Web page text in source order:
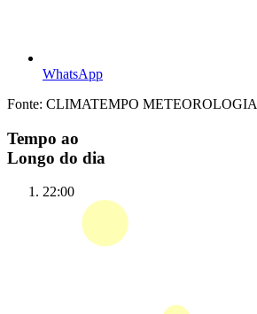
WhatsApp
Fonte: CLIMATEMPO METEOROLOGIA
Tempo ao
Longo do dia
22:00